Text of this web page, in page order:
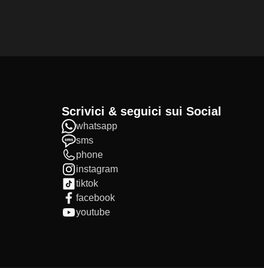
Scrivici & seguici sui Social
whatsapp
sms
phone
instagram
tiktok
facebook
youtube